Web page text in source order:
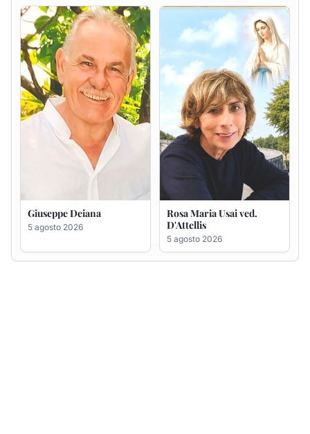
Giuseppe Deiana
5 agosto 2026
Rosa Maria Usai ved.
D'Attellis
5 agosto 2026